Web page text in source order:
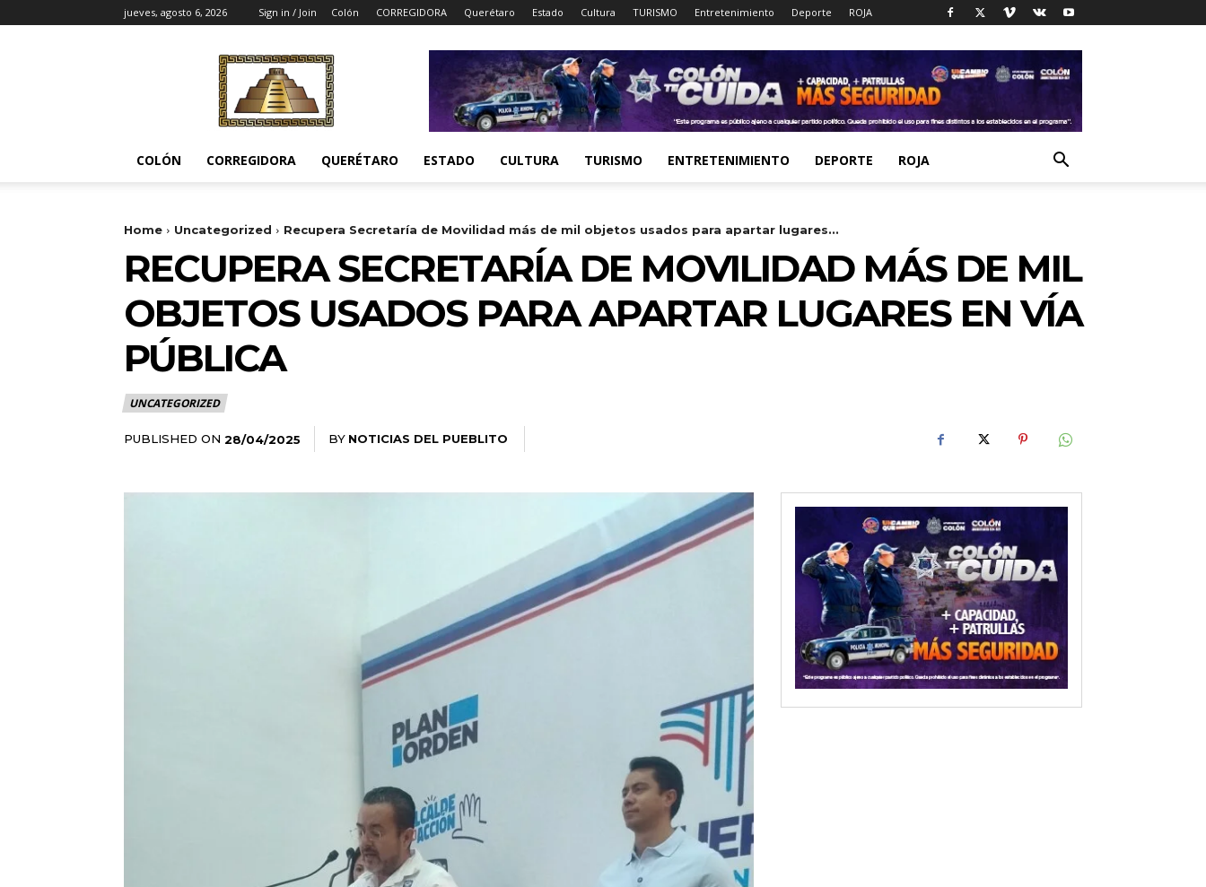
jueves, agosto 6, 2026 Sign in / Join Colón CORREGIDORA Querétaro Estado Cultura TURISMO Entretenimiento Deporte ROJA
Noticias
del
Pueblito
COLÓN CORREGIDORA QUERÉTARO ESTADO CULTURA TURISMO ENTRETENIMIENTO DEPORTE ROJA
Home Uncategorized Recupera Secretaría de Movilidad más de mil objetos usados para apartar lugares...
RECUPERA SECRETARÍA DE MOVILIDAD MÁS DE MIL
OBJETOS USADOS PARA APARTAR LUGARES EN VÍA
PÚBLICA
UNCATEGORIZED
PUBLISHED ON 28/04/2025 BY NOTICIAS DEL PUEBLITO